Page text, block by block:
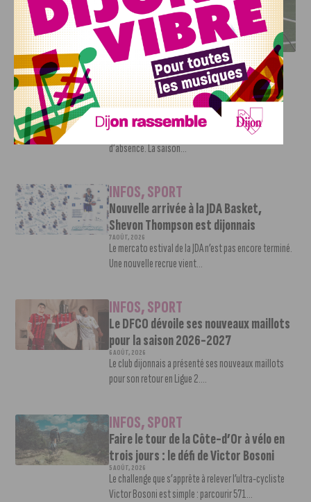
DFCO : RENCONTRE AVEC PIERRE-HENRI DEBALLON,
L’ARTISAN DE LA MONTÉE EN LIGUE 2
INFOS ,SPORT
DFCO : Rencontre avec Pierre-Henri
Deballon, l’artisan de la montée en
Ligue 2
7 AOÛT, 2026
Le DFCO est de retour en Ligue 2 après trois ans
d’absence. La saison...
INFOS,SPORT
Nouvelle arrivée à la JDA Basket,
Shevon Thompson est dijonnais
7 AOÛT, 2026
Le mercato estival de la JDA n’est pas encore terminé.
Une nouvelle recrue vient...
INFOS,SPORT
Le DFCO dévoile ses nouveaux maillots
pour la saison 2026-2027
6 AOÛT, 2026
Le club dijonnais a présenté ses nouveaux maillots
pour son retour en Ligue 2....
INFOS,SPORT
Faire le tour de la Côte-d’Or à vélo en
trois jours : le défi de Victor Bosoni
5 AOÛT, 2026
Le challenge que s’apprête à relever l’ultra-cycliste
Victor Bosoni est simple : parcourir 571...